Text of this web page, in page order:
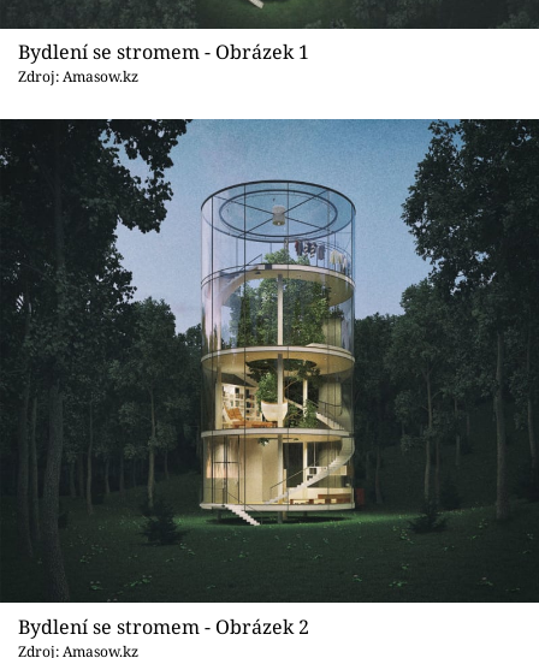
Zahrada
Sledujte prima+
Přihlášení
Sledujte nás
Bydlení se stromem - Obrázek 1
Zdroj: Amasow.kz
Bydlení se stromem - Obrázek 2
Zdroj: Amasow.kz